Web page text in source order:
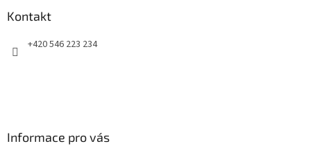
Kontakt
+420 546 223 234
Informace pro vás